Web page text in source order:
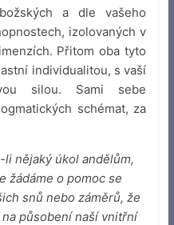
a dle vašeho
izolovaných v
Přitom oba tyto
individualitou, s vaší
silou. Sami sebe
schémat, za
nějaký úkol andělům,
žádáme o pomoc se
snů nebo záměrů, že
působení naší vnitřní